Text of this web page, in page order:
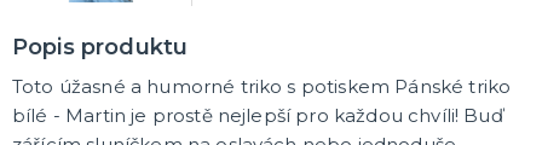
Popis produktu
Toto úžasné a humorné triko s potiskem Pánské triko
bílé - Martin je prostě nejlepší pro každou chvíli! Buď